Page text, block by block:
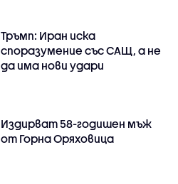
Тръмп: Иран иска
споразумение със САЩ, а не
да има нови удари
Издирват 58-годишен мъж
от Горна Оряховица